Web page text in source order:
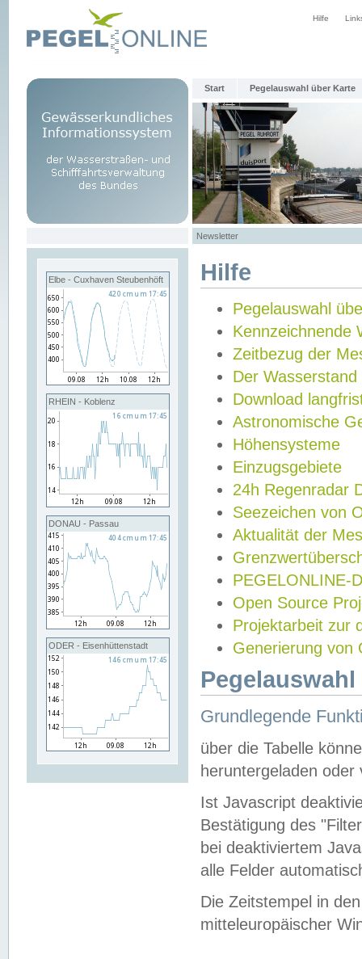
Hilfe
Start Pegelauswahl über Karte
Newsletter
Elbe - Cuxhaven Steubenhöft
RHEIN - Koblenz
DONAU - Passau
ODER - Eisenhüttenstadt
Hilfe
Pegelauswahl
Kennzeichnende
Zeitbezug der
Der Wasserstand
Download
Astronomische
Höhensysteme
Einzugsgebiete
24h Regenradar
Seezeichen von
Aktualität der
PEGELONLINE-
Open Source
Projektarbeit zur
Generierung von
Grundlegende
über die Tabelle
heruntergeladen oder
Ist Javascript
Bestätigung des
bei deaktiviertem
alle Felder
Die Zeitstempel in
mitteleuropäischer